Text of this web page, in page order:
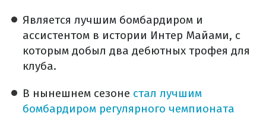
Является лучшим бомбардиром и
ассистентом в истории Интер Майами, с
которым добыл два дебютных трофея для
клуба.
В нынешнем сезоне стал лучшим
бомбардиром регулярного чемпионата